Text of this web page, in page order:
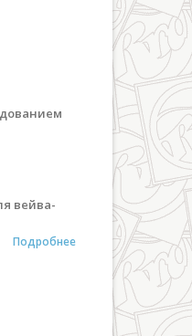
вейва-
Подробнее